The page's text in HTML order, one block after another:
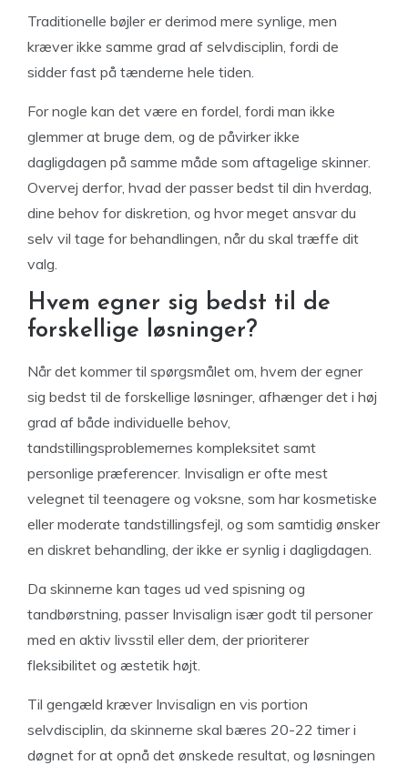
Traditionelle bøjler er derimod mere synlige, men
kræver ikke samme grad af selvdisciplin, fordi de
sidder fast på tænderne hele tiden.
For nogle kan det være en fordel, fordi man ikke
glemmer at bruge dem, og de påvirker ikke
dagligdagen på samme måde som aftagelige skinner.
Overvej derfor, hvad der passer bedst til din hverdag,
dine behov for diskretion, og hvor meget ansvar du
selv vil tage for behandlingen, når du skal træffe dit
valg.
Hvem egner sig bedst til de
forskellige løsninger?
Når det kommer til spørgsmålet om, hvem der egner
sig bedst til de forskellige løsninger, afhænger det i høj
grad af både individuelle behov,
tandstillingsproblemernes kompleksitet samt
personlige præferencer. Invisalign er ofte mest
velegnet til teenagere og voksne, som har kosmetiske
eller moderate tandstillingsfejl, og som samtidig ønsker
en diskret behandling, der ikke er synlig i dagligdagen.
Da skinnerne kan tages ud ved spisning og
tandbørstning, passer Invisalign især godt til personer
med en aktiv livsstil eller dem, der prioriterer
fleksibilitet og æstetik højt.
Til gengæld kræver Invisalign en vis portion
selvdisciplin, da skinnerne skal bæres 20-22 timer i
døgnet for at opnå det ønskede resultat, og løsningen